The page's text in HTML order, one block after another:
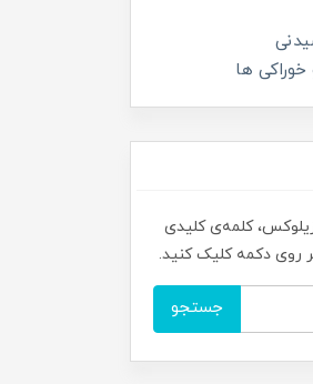
ها
کلمه‌ی کلیدی
روی دکمه کلیک کنید.
جستجو